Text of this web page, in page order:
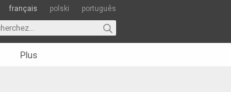
français polski português
Plus